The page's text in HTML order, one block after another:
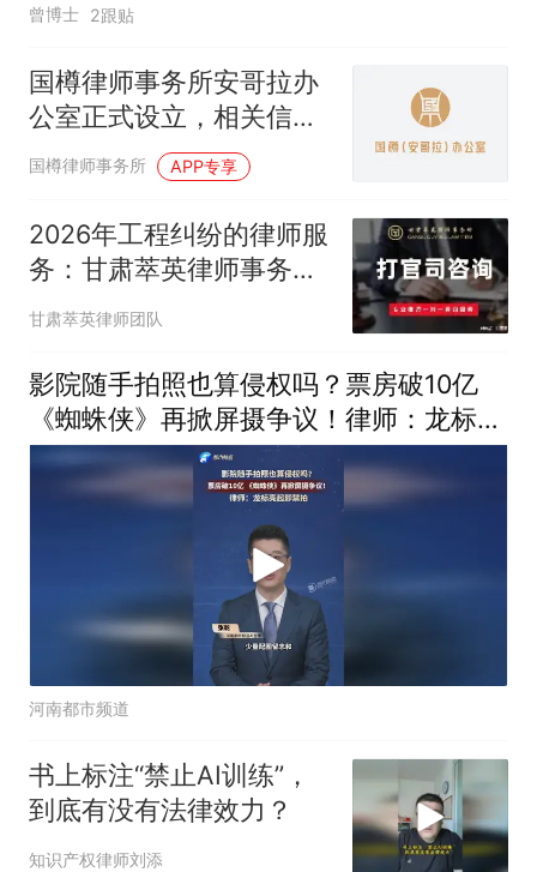
曾博士 2跟贴
国樽律师事务所安哥拉办
公室正式设立，相关信息
公布
国樽律师事务所 APP专享
2026年工程纠纷的律师服
务：甘肃萃英律师事务所
建设工程要点
甘肃萃英律师团队
影院随手拍照也算侵权吗？票房破10亿
《蜘蛛侠》再掀屏摄争议！律师：龙标亮
起即禁拍
河南都市频道
书上标注“禁止AI训练”，
到底有没有法律效力？
知识产权律师刘添